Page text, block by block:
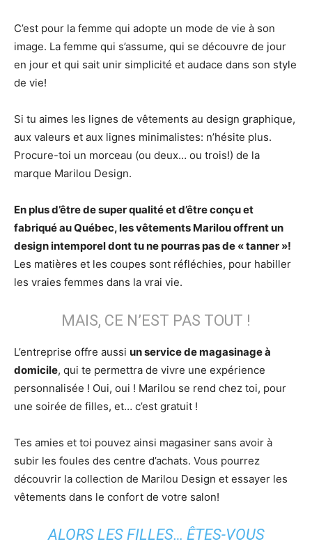
C’est pour la femme qui adopte un mode de vie à son
image. La femme qui s’assume, qui se découvre de jour
en jour et qui sait unir simplicité et audace dans son style
de vie!
Si tu aimes les lignes de vêtements au design graphique,
aux valeurs et aux lignes minimalistes: n’hésite plus.
Procure-toi un morceau (ou deux… ou trois!) de la
marque Marilou Design.
En plus d’être de super qualité et d’être conçu et
fabriqué au Québec, les vêtements Marilou offrent un
design intemporel dont tu ne pourras pas de « tanner »!
Les matières et les coupes sont réfléchies, pour habiller
les vraies femmes dans la vrai vie.
MAIS, CE N’EST PAS TOUT !
L’entreprise offre aussi un service de magasinage à
domicile, qui te permettra de vivre une expérience
personnalisée ! Oui, oui ! Marilou se rend chez toi, pour
une soirée de filles, et… c’est gratuit !
Tes amies et toi pouvez ainsi magasiner sans avoir à
subir les foules des centre d’achats. Vous pourrez
découvrir la collection de Marilou Design et essayer les
vêtements dans le confort de votre salon!
ALORS LES FILLES… ÊTES-VOUS